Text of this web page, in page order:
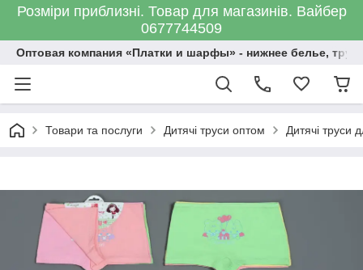
Розміри приблизні. Товар для магазинів. Вайбер
0677744509
Оптовая компания «Платки и шарфы» - нижнее белье,
Товари та послуги Дитячі труси оптом Дитячі труси